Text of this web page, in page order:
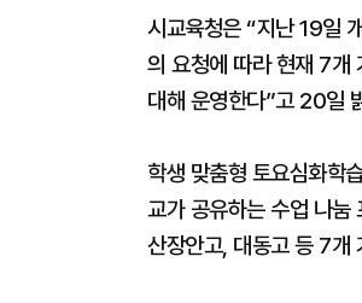
시교육청은 “지난 19일
의 요청에 따라 현재 7개
대해 운영한다”고 20일
학생 맞춤형 토요심화학
교가 공유하는 수업 나
산장안고, 대동고 등 7개